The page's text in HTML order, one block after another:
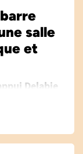
salle
et
Delabie
salle de
fixations